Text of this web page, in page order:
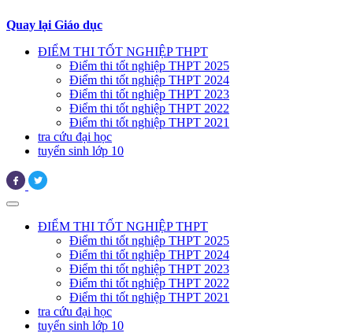
Quay lại Giáo dục
ĐIỂM THI TỐT NGHIỆP THPT
Điểm thi tốt nghiệp THPT 2025
Điểm thi tốt nghiệp THPT 2024
Điểm thi tốt nghiệp THPT 2023
Điểm thi tốt nghiệp THPT 2022
Điểm thi tốt nghiệp THPT 2021
tra cứu đại học
tuyển sinh lớp 10
ĐIỂM THI TỐT NGHIỆP THPT
Điểm thi tốt nghiệp THPT 2025
Điểm thi tốt nghiệp THPT 2024
Điểm thi tốt nghiệp THPT 2023
Điểm thi tốt nghiệp THPT 2022
Điểm thi tốt nghiệp THPT 2021
tra cứu đại học
tuyển sinh lớp 10